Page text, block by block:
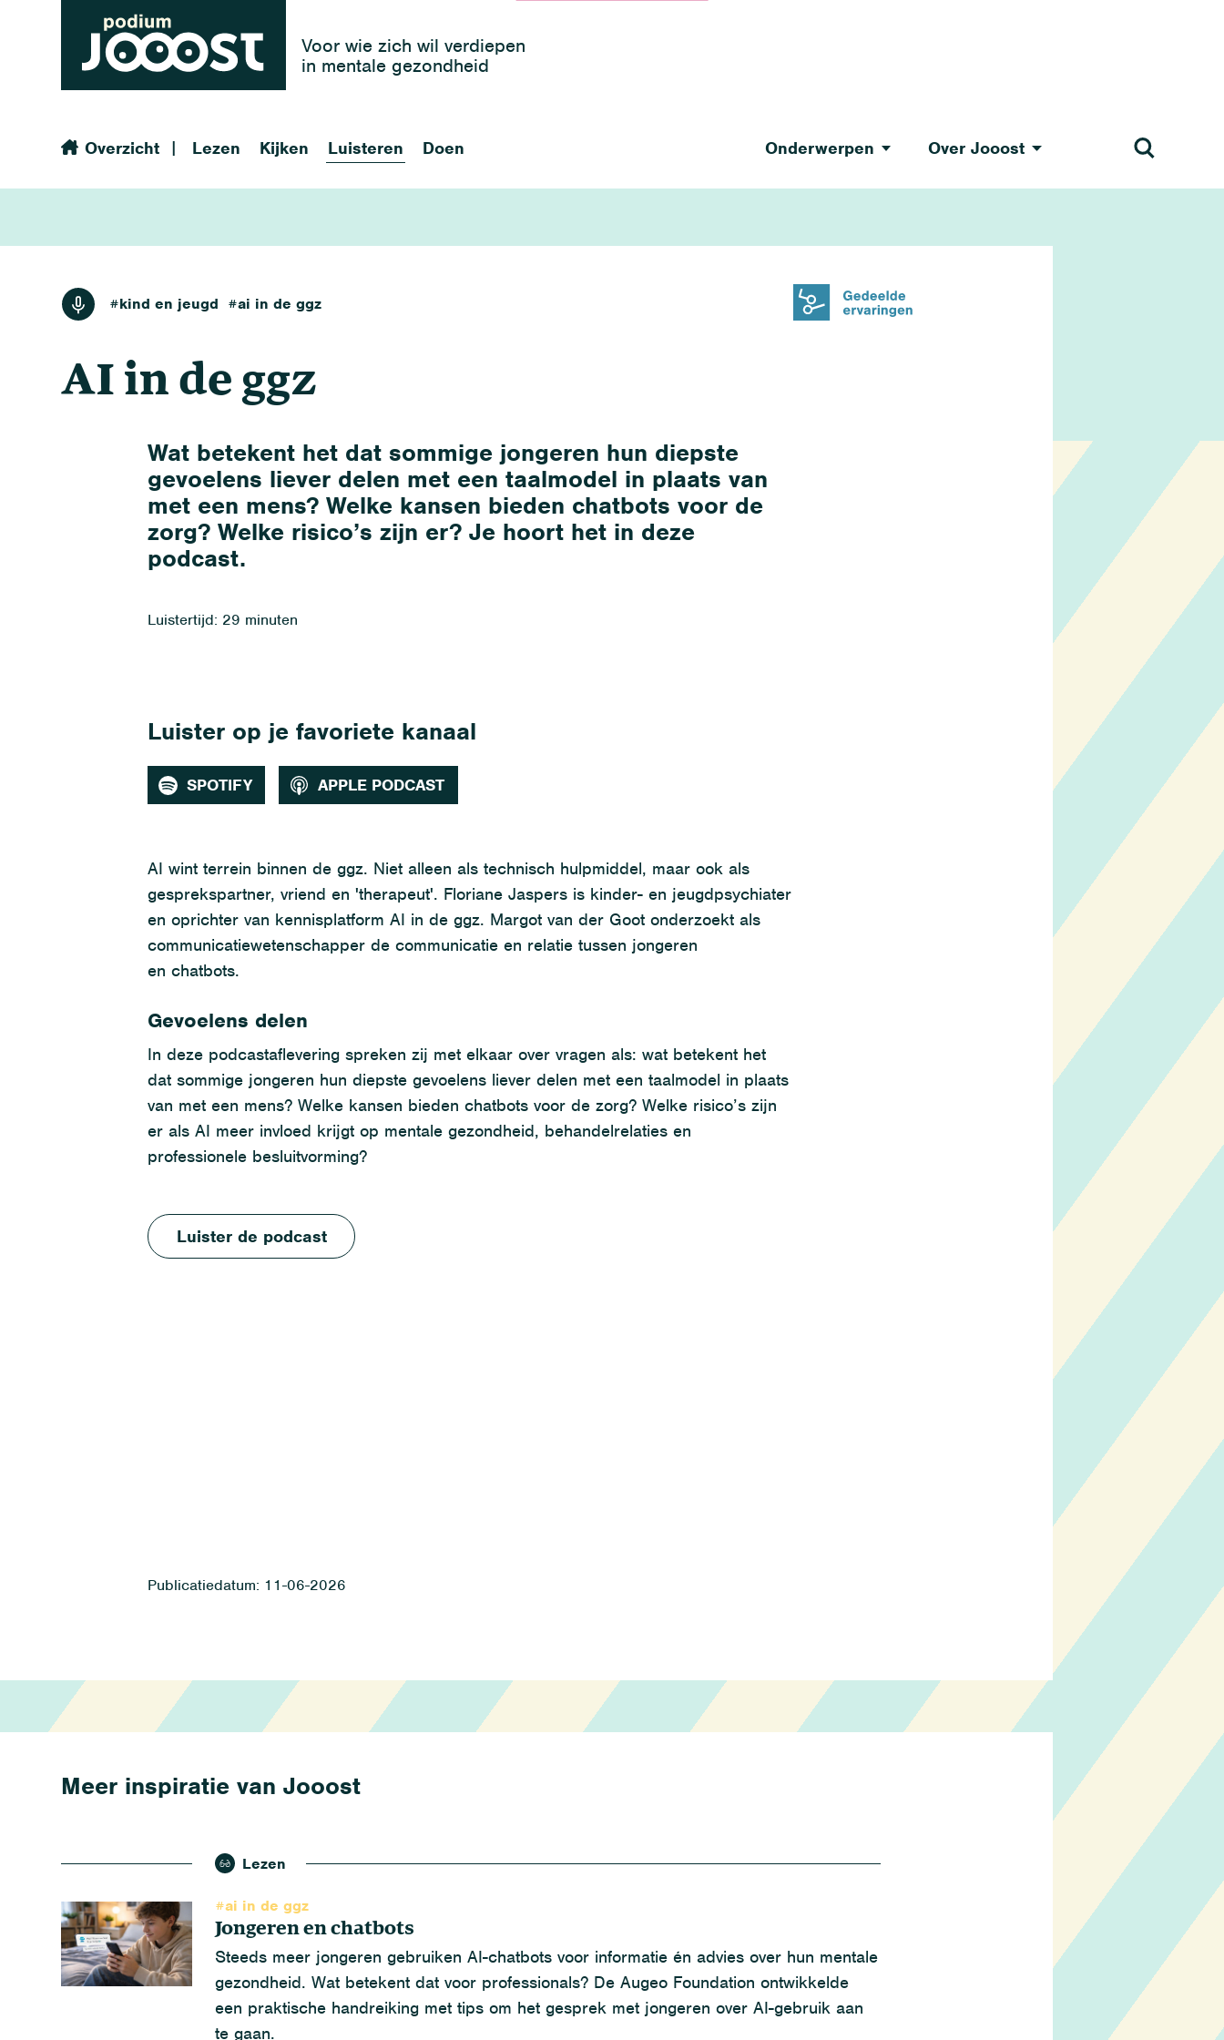
Voor wie zich wil verdiepen
in mentale gezondheid
Overzicht | Lezen Kijken Luisteren Doen Onderwerpen Over Jooost
luisteren
#kind en jeugd #ai in de ggz
AI in de ggz
Wat betekent het dat sommige jongeren hun diepste
gevoelens liever delen met een taalmodel in plaats van
met een mens? Welke kansen bieden chatbots voor de
zorg? Welke risico’s zijn er? Je hoort het in deze
podcast.
Luistertijd: 29 minuten
Luister op je favoriete kanaal
SPOTIFY APPLE PODCAST
AI wint terrein binnen de ggz. Niet alleen als technisch hulpmiddel, maar ook als
gesprekspartner, vriend en 'therapeut'. Floriane Jaspers is kinder- en jeugdpsychiater
en oprichter van kennisplatform AI in de ggz. Margot van der Goot onderzoekt als
communicatiewetenschapper de communicatie en relatie tussen jongeren
en chatbots.
Gevoelens delen
In deze podcastaflevering spreken zij met elkaar over vragen als: wat betekent het
dat sommige jongeren hun diepste gevoelens liever delen met een taalmodel in plaats
van met een mens? Welke kansen bieden chatbots voor de zorg? Welke risico’s zijn
er als AI meer invloed krijgt op mentale gezondheid, behandelrelaties en
professionele besluitvorming?
Luister de podcast
11-06-2026
Meer inspiratie van Jooost
Lezen
#ai in de ggz
Jongeren en chatbots
Steeds meer jongeren gebruiken AI-chatbots voor informatie én advies over hun mentale
gezondheid. Wat betekent dat voor professionals? De Augeo Foundation ontwikkelde
een praktische handreiking met tips om het gesprek met jongeren over AI-gebruik aan
te gaan.